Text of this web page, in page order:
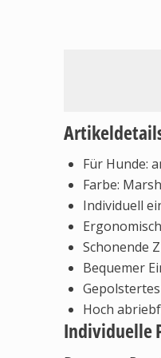
Für Hunde:
Farbe:
Individuell
Schonende
Bequemer
Hoch
Individuelle